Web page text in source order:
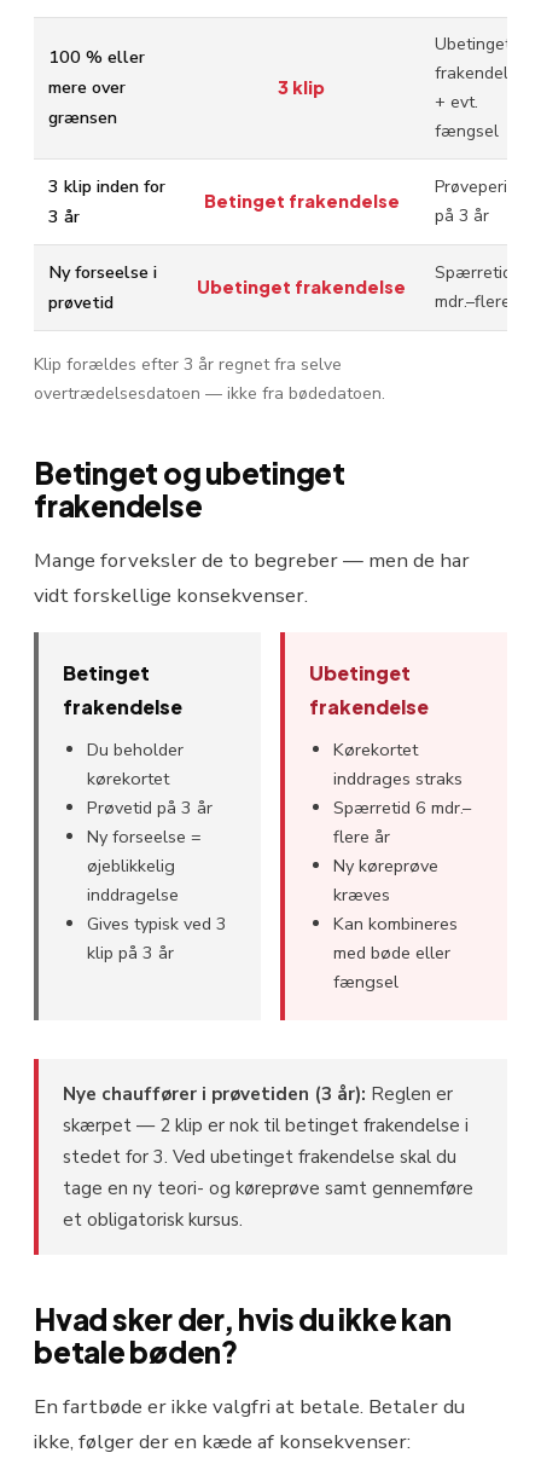
100 % eller
mere over
grænsen
3 klip
Ubetinget
frakendelse
+ evt.
fængsel
3 klip inden for
3 år
Betinget frakendelse
Prøveperiode
på 3 år
Ny forseelse i
prøvetid
Ubetinget frakendelse
Spærretid 6
mdr.–flere år
Klip forældes efter 3 år regnet fra selve
overtrædelsesdatoen — ikke fra bødedatoen.
Betinget og ubetinget
frakendelse
Mange forveksler de to begreber — men de har
vidt forskellige konsekvenser.
Betinget
frakendelse
Du beholder
kørekortet
Prøvetid på 3 år
Ny forseelse =
øjeblikkelig
inddragelse
Gives typisk ved 3
klip på 3 år
Ubetinget
frakendelse
Kørekortet
inddrages straks
Spærretid 6 mdr.–
flere år
Ny køreprøve
kræves
Kan kombineres
med bøde eller
fængsel
Nye chauffører i prøvetiden (3 år): Reglen er
skærpet — 2 klip er nok til betinget frakendelse i
stedet for 3. Ved ubetinget frakendelse skal du
tage en ny teori- og køreprøve samt gennemføre
et obligatorisk kursus.
Hvad sker der, hvis du ikke kan
betale bøden?
En fartbøde er ikke valgfri at betale. Betaler du
ikke, følger der en kæde af konsekvenser: